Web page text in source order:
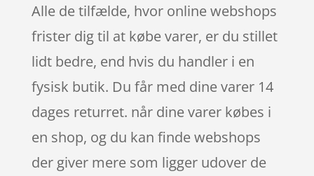
Alle de tilfælde, hvor online webshops
frister dig til at købe varer, er du stillet
lidt bedre, end hvis du handler i en
fysisk butik. Du får med dine varer 14
dages returret. når dine varer købes i
en shop, og du kan finde webshops
der giver mere som ligger udover de